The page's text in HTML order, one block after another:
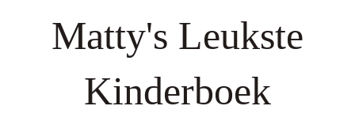
Matty's Leukste
Kinderboek